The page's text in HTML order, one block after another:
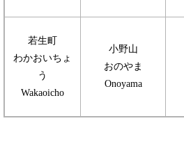
若生町
わかおいちょ
う
Wakaoicho
小野山
おのやま
Onoyama